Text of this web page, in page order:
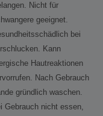
Nicht für
geeignet.
bei
Kann
Hautreaktionen
Nach Gebrauch
gründlich waschen.
Gebrauch nicht essen,